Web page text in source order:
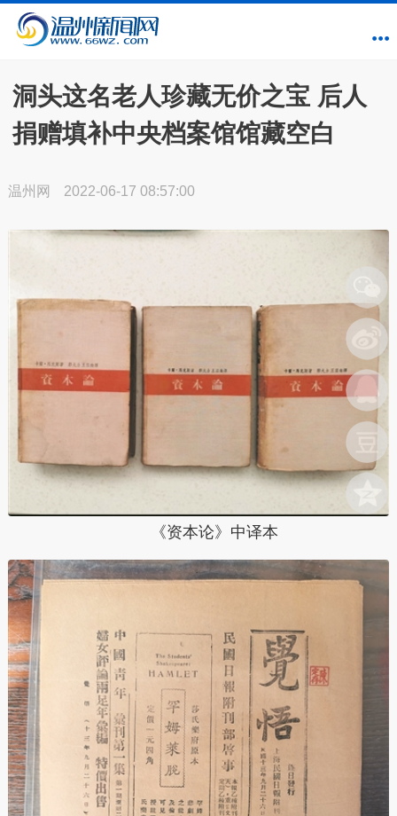
洞头这名老人珍藏无价之宝 后人
捐赠填补中央档案馆馆藏空白
温州网 2022-06-17 08:57:00
《资本论》中译本